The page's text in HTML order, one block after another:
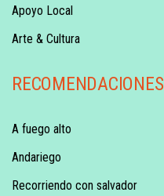
Apoyo Local
Arte & Cultura
RECOMENDACIONES
A fuego alto
Andariego
Recorriendo con salvador